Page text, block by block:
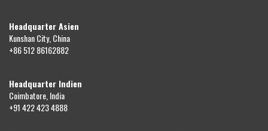
Headquarter Asien
Kunshan City, China
+86 512 86162882
Headquarter Indien
Coimbatore, India
+91 422 423 4888